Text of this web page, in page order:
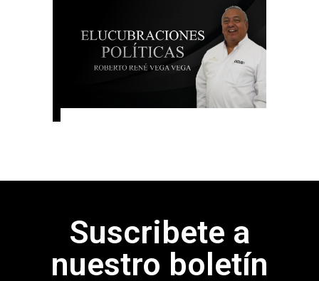
Suscribete a
nuestro boletín